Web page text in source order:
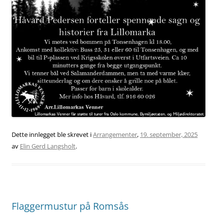
Dette innlegget ble skrevet iArrangementer, 19. september, 2025
av Elin Gerd Langsholt.
Flaggermustur på Romsås